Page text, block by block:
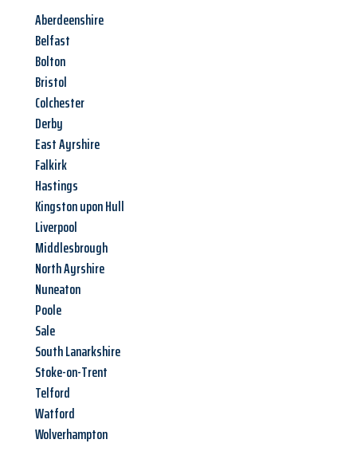
Aberdeenshire
Belfast
Bolton
Bristol
Colchester
Derby
East Ayrshire
Falkirk
Hastings
Kingston upon Hull
Liverpool
Middlesbrough
North Ayrshire
Nuneaton
Poole
Sale
South Lanarkshire
Stoke-on-Trent
Telford
Watford
Wolverhampton